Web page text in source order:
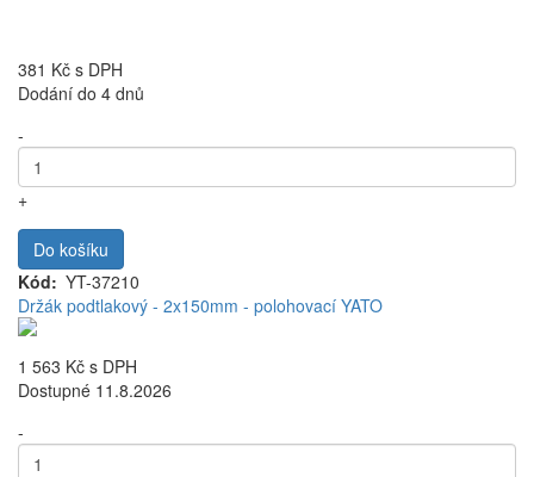
381 Kč s DPH
Dodání do 4 dnů
-
+
Do košíku
Kód
YT-37210
Držák podtlakový - 2x150mm - polohovací YATO
1 563 Kč s DPH
Dostupné 11.8.2026
-